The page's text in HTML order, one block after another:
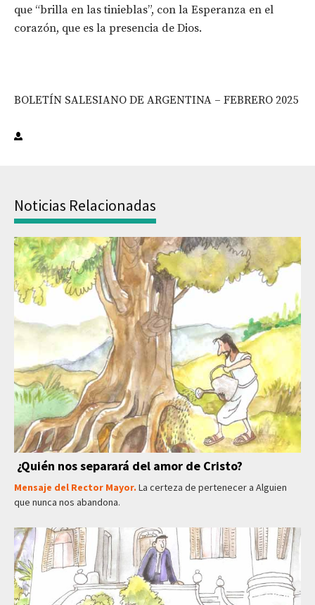
que “brilla en las tinieblas”, con la Esperanza en el
corazón, que es la presencia de Dios.
BOLETÍN SALESIANO DE ARGENTINA – FEBRERO 2025
Noticias Relacionadas
¿Quién nos separará del amor de Cristo?
Mensaje del Rector Mayor. La certeza de pertenecer a Alguien
que nunca nos abandona.